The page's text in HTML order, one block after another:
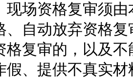
资格复审须由
、自动放弃资格
格复审的，以及
假、提供不真实